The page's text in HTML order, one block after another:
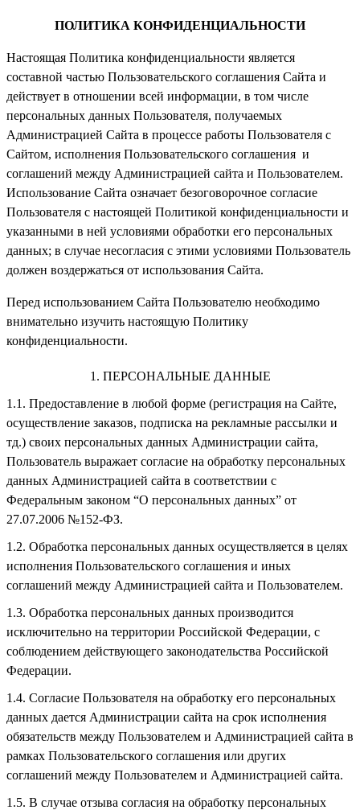
ПОЛИТИКА КОНФИДЕНЦИАЛЬНОСТИ
Настоящая Политика конфиденциальности является
составной частью Пользовательского соглашения Сайта и
действует в отношении всей информации, в том числе
персональных данных Пользователя, получаемых
Администрацией Сайта в процессе работы Пользователя с
Сайтом, исполнения Пользовательского соглашения и
соглашений между Администрацией сайта и Пользователем.
Использование Сайта означает безоговорочное согласие
Пользователя с настоящей Политикой конфиденциальности и
указанными в ней условиями обработки его персональных
данных; в случае несогласия с этими условиями Пользователь
должен воздержаться от использования Сайта.
Перед использованием Сайта Пользователю необходимо
внимательно изучить настоящую Политику
конфиденциальности.
ПЕРСОНАЛЬНЫЕ ДАННЫЕ
Предоставление в любой форме (регистрация на Сайте,
осуществление заказов, подписка на рекламные рассылки и
тд.) своих персональных данных Администрации сайта,
Пользователь выражает согласие на обработку персональных
данных Администрацией сайта в соответствии с
Федеральным законом “О персональных данных” от
27.07.2006 №152-ФЗ.
Обработка персональных данных осуществляется в целях
исполнения Пользовательского соглашения и иных
соглашений между Администрацией сайта и Пользователем.
Обработка персональных данных производится
исключительно на территории Российской Федерации, с
соблюдением действующего законодательства Российской
Федерации.
Согласие Пользователя на обработку его персональных
данных дается Администрации сайта на срок исполнения
обязательств между Пользователем и Администрацией сайта в
рамках Пользовательского соглашения или других
соглашений между Пользователем и Администрацией сайта.
В случае отзыва согласия на обработку персональных